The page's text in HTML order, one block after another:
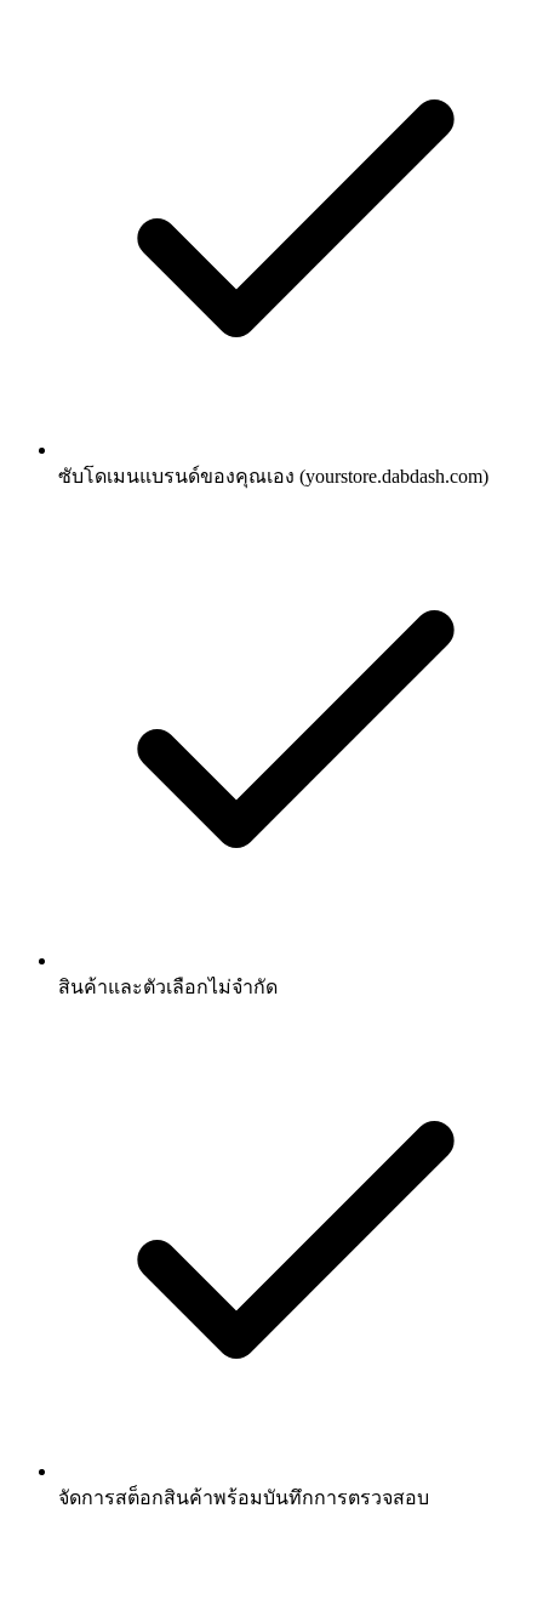
ซับโดเมนแบรนด์ของคุณเอง (yourstore.dabdash.com)
สินค้าและตัวเลือกไม่จำกัด
จัดการสต็อกสินค้าพร้อมบันทึกการตรวจสอบ